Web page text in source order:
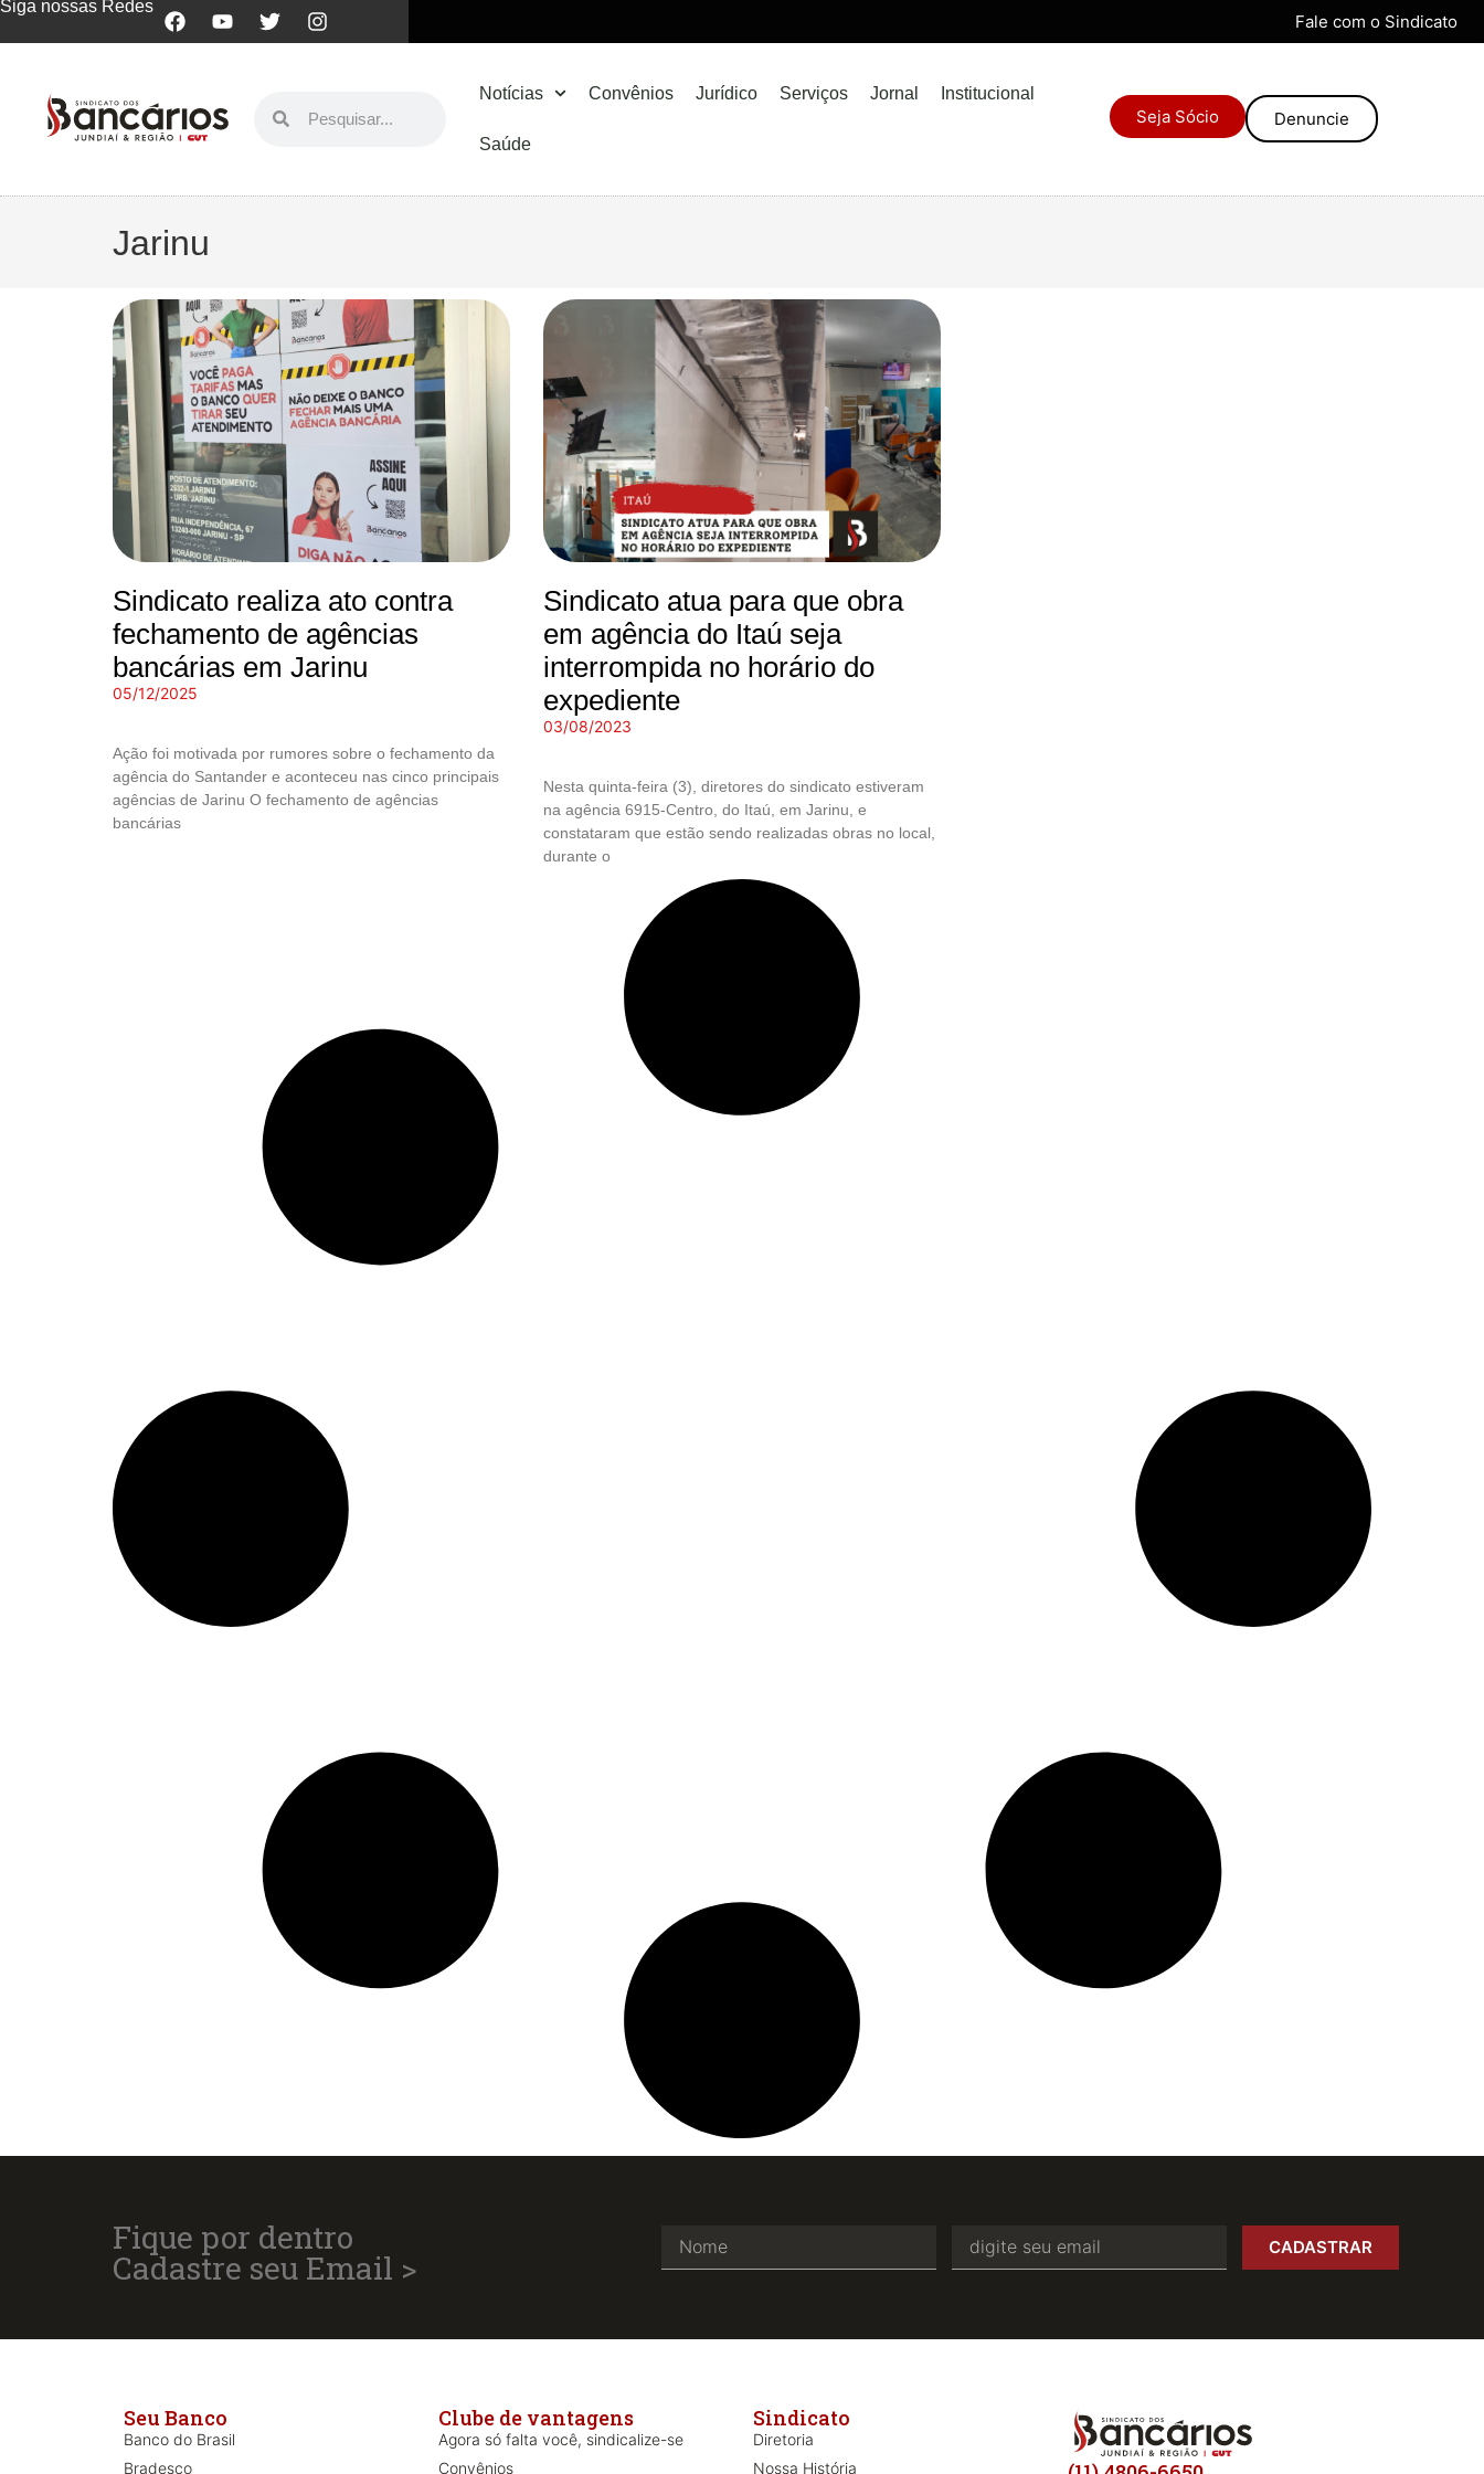
Siga nossas Redes
Fale com o Sindicato
Notícias Convênios Jurídico Serviços Jornal Institucional
Saúde
Seja Sócio Denuncie
Jarinu
Sindicato realiza ato contra
fechamento de agências
bancárias em Jarinu
05/12/2025
Ação foi motivada por rumores sobre o fechamento da
agência do Santander e aconteceu nas cinco principais
agências de Jarinu O fechamento de agências
bancárias
Sindicato atua para que obra
em agência do Itaú seja
interrompida no horário do
expediente
03/08/2023
Nesta quinta-feira (3), diretores do sindicato estiveram
na agência 6915-Centro, do Itaú, em Jarinu, e
constataram que estão sendo realizadas obras no local,
durante o
Fique por dentro
Cadastre seu Email > CADASTRAR
Seu Banco
Banco do Brasil
Bradesco
Clube de vantagens
Agora só falta você, sindicalize-se
Convênios
Sindicato
Diretoria
Nossa História